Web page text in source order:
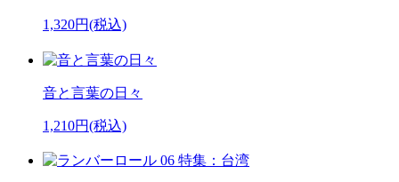
1,320円(税込)
音と言葉の日々
1,210円(税込)